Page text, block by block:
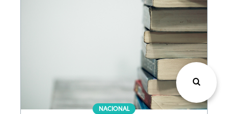
NACIONAL